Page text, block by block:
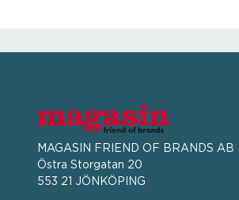
MAGASIN FRIEND OF BRANDS AB
Östra Storgatan 20
553 21 JÖNKÖPING